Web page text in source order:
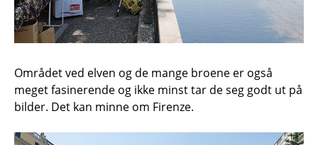
Området ved elven og de mange broene er også
meget fasinerende og ikke minst tar de seg godt ut på
bilder. Det kan minne om Firenze.